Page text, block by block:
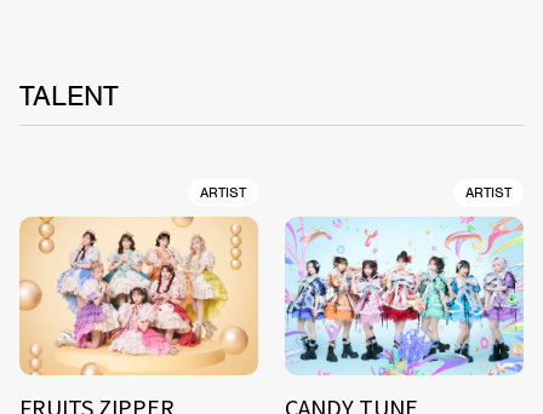
TALENT
ARTIST
FRUITS ZIPPER
ARTIST
CANDY TUNE